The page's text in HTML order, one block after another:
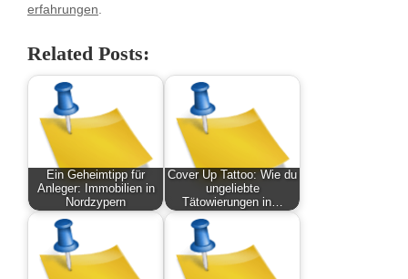
erfahrungen.
Related Posts:
Ein Geheimtipp für
Anleger: Immobilien in
Nordzypern
Cover Up Tattoo: Wie du
ungeliebte
Tätowierungen in…